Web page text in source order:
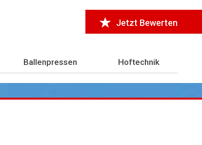
Jetzt Bewerten
Ballenpressen Hoftechnik